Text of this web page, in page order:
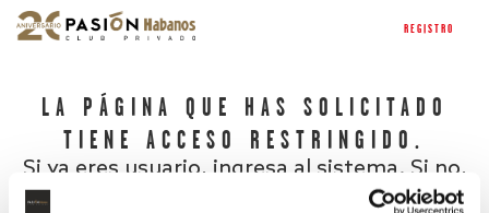
REGISTRO
LA PÁGINA QUE HAS SOLICITADO
TIENE ACCESO RESTRINGIDO.
Si ya eres usuario, ingresa al sistema. Si no,